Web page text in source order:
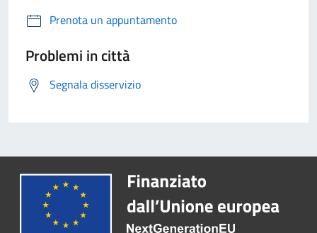
Prenota un appuntamento
Problemi in città
Segnala disservizio